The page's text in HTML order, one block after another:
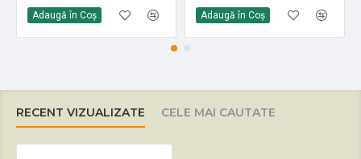
Adaugă în Coş Adaugă în Coş
RECENT VIZUALIZATE CELE MAI CAUTATE